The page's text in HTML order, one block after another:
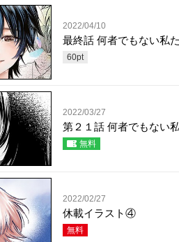
2022/04/10
最終話 何者でもない私
60pt
2022/03/27
第２１話 何者でもない
無料
2022/02/27
休載イラスト④
無料